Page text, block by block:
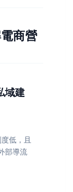
商營
域建
低，且
部導流